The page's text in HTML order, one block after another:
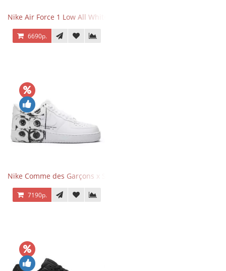
Nike Air Force 1 Low All White
6690р.
Nike Comme des Garçons x Supreme x Air Force 1 Low Eyes
7190р.